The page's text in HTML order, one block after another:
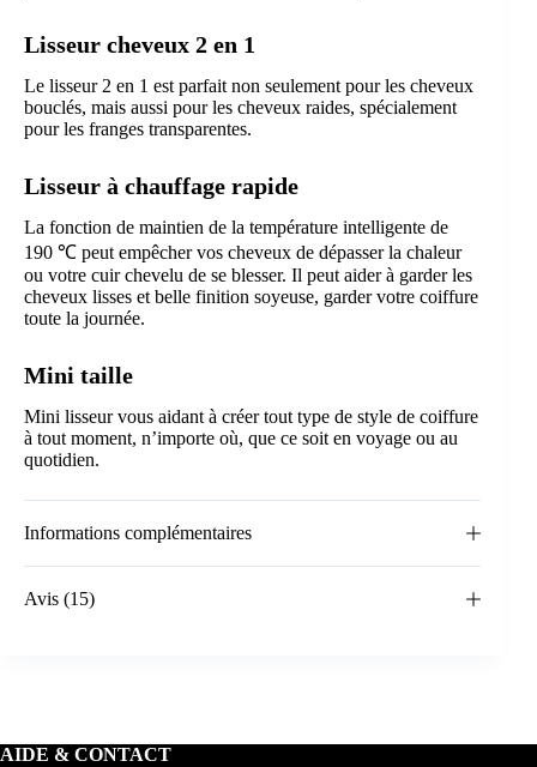
Lisseur cheveux 2 en 1
Le lisseur 2 en 1 est parfait non seulement pour les cheveux
bouclés, mais aussi pour les cheveux raides, spécialement
pour les franges transparentes.
Lisseur à chauffage rapide
La fonction de maintien de la température intelligente de
190 ℃ peut empêcher vos cheveux de dépasser la chaleur
ou votre cuir chevelu de se blesser. Il peut aider à garder les
cheveux lisses et belle finition soyeuse, garder votre coiffure
toute la journée.
Mini taille
Mini lisseur vous aidant à créer tout type de style de coiffure
à tout moment, n’importe où, que ce soit en voyage ou au
quotidien.
Informations complémentaires
Avis (15)
AIDE & CONTACT